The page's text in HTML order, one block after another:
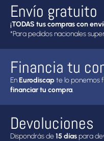
Envío gratuito
¡TODAS tus compras con
*Para pedidos nacionales
Financia tu
EnEurodiscapte lo ponemos
financiar tu compra.
Devoluciones
Dispondrás de15 díaspara